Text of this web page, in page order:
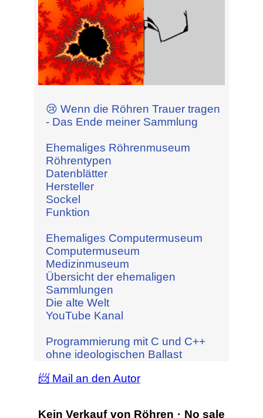
😢 Wenn die Röhren Trauer tragen
- Das Ende meiner Sammlung
Ehemaliges Röhrenmuseum
Röhrentypen
Datenblätter
Hersteller
Sockel
Funktion
Ehemaliges Computermuseum
Computermuseum
Medizinmuseum
Übersicht der ehemaligen
Sammlungen
Die alte Welt
YouTube Kanal
Programmierung mit C und C++
ohne ideologischen Ballast
📨 Mail an den Autor
Kein Verkauf von Röhren · No sale